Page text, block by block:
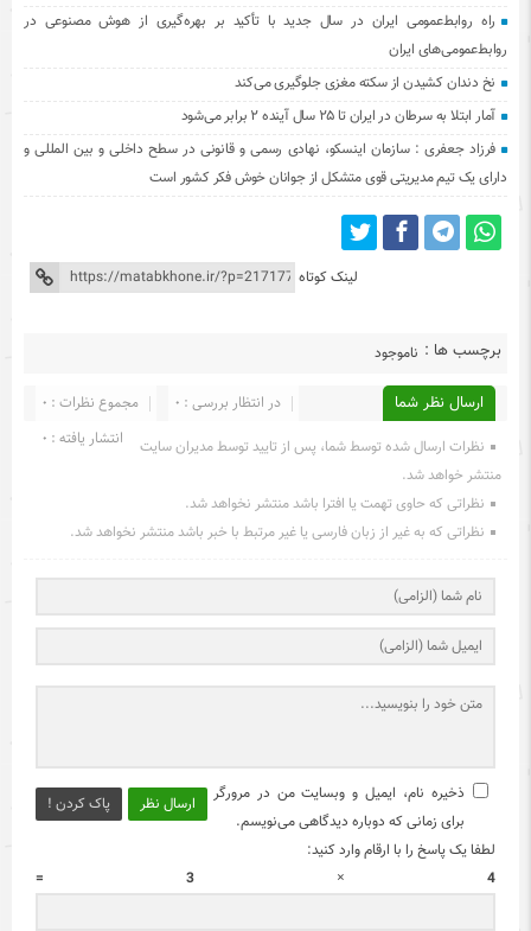
راه روابط‌عمومی ایران در سال جدید با تأکید بر بهره‌گیری از هوش مصنوعی در
روابط‌عمومی‌های ایران
نخ دندان کشیدن از سکته مغزی جلوگیری می‌کند
آمار ابتلا به سرطان در ایران تا ۲۵ سال آینده ۲ برابر می‌شود
فرزاد جعفری : سازمان اینسکو، نهادی رسمی و قانونی در سطح داخلی و بین المللی و
دارای یک تیم مدیریتی قوی متشکل از جوانان خوش فکر کشور است
لینک کوتاه
برچسب ها : ناموجود
ارسال نظر شما مجموع نظرات : 0
در انتظار بررسی : 0
انتشار یافته : 0
نظرات ارسال شده توسط شما، پس از تایید توسط مدیران سایت
منتشر خواهد شد.
نظراتی که حاوی تهمت یا افترا باشد منتشر نخواهد شد.
نظراتی که به غیر از زبان فارسی یا غیر مرتبط با خبر باشد منتشر نخواهد شد.
ارسال نظر پاک کردن !
ذخیره نام، ایمیل و وبسایت من در مرورگر
برای زمانی که دوباره دیدگاهی می‌نویسم.
لطفا یک پاسخ را با ارقام وارد کنید:
4 × 3 =